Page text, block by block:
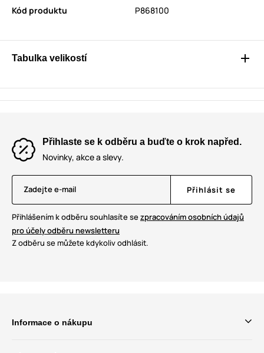
Kód produktu
P868100
Tabulka velikostí
Přihlaste se k odběru a buďte o krok napřed.
Novinky, akce a slevy.
Zadejte e-mail Přihlásit se
Přihlášením k odběru souhlasíte sezpracováním osobních údajů
pro účely odběru newsletteru
Z odběru se můžete kdykoliv odhlásit.
Informace o nákupu